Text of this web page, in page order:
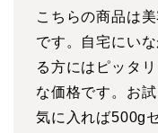
こちらの商品は
です。自宅にい
る方にはピッタ
な価格です。お
気に入れば500g